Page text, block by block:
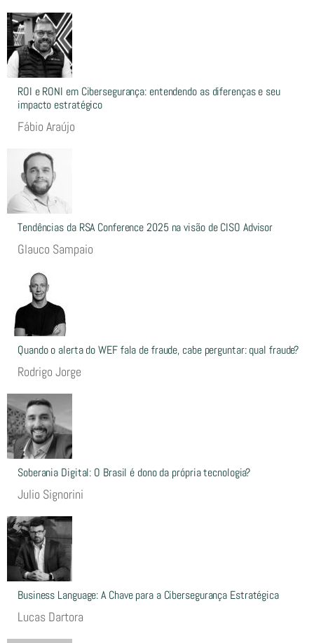
ROI e RONI em Cibersegurança: entendendo as diferenças e seu
impacto estratégico
Fábio Araújo
Tendências da RSA Conference 2025 na visão de CISO Advisor
Glauco Sampaio
Quando o alerta do WEF fala de fraude, cabe perguntar: qual fraude?
Rodrigo Jorge
Soberania Digital: O Brasil é dono da própria tecnologia?
Julio Signorini
Business Language: A Chave para a Cibersegurança Estratégica
Lucas Dartora